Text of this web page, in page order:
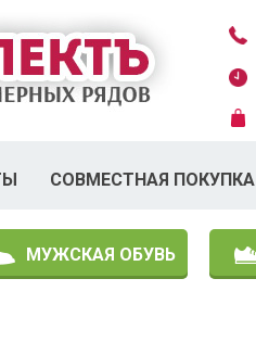
СОВМЕСТНАЯ ПОКУПКА
МУЖСКАЯ ОБУВЬ